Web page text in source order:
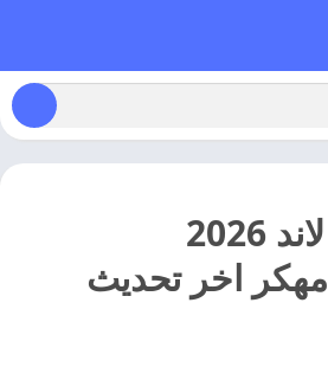
تحميل موفيز لاند 2026
Movizland مهكر اخر تحديث